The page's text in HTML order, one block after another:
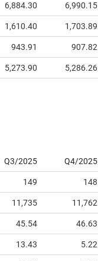
6,884.30 6,990.15
1,610.40 1,703.89
943.91 907.82
5,273.90 5,286.26
Q3/2025 Q4/2025
149 148
11,735 11,762
45.54 46.63
13.43 5.22